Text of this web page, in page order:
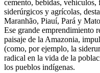
cemento, bebidas,
siderúrgicos y agrícolas,
Maranhão, Piauí, Pará y
Ese grande emprendimiento
paisaje de la Amazonia,
(como, por ejemplo, la
radical en la vida de la
los pueblos indígenas.